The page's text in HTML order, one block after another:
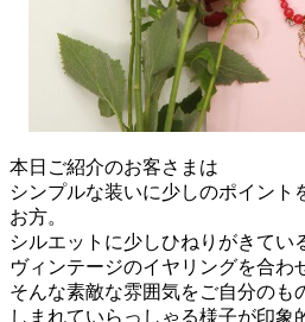
本日ご紹介のお客さまは
シンプルな装いに少しのポイント
お方。
シルエットに少しひねりがきてい
ヴィンテージのイヤリングを合わ
そんな素敵な雰囲気をご自分のも
しまれていらっしゃる様子が印象